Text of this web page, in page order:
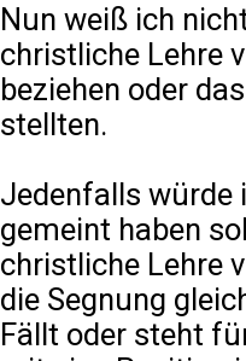
Nun weiß ich
christliche Lehre
beziehen oder
stellten.
Jedenfalls würde
gemeint haben
christliche Lehre
die Segnung
Fällt oder steht